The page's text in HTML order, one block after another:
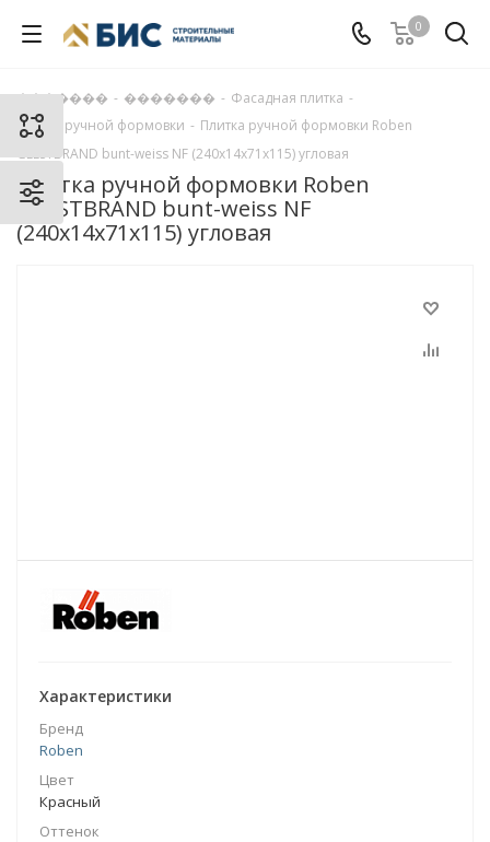
0
������� - ������� - Фасадная плитка -
Плитка ручной формовки - Плитка ручной формовки Roben
GEESTBRAND bunt-weiss NF (240x14x71x115) угловая
Плитка ручной формовки Roben
GEESTBRAND bunt-weiss NF
(240x14x71x115) угловая
Характеристики
Бренд
Roben
Цвет
Красный
Оттенок